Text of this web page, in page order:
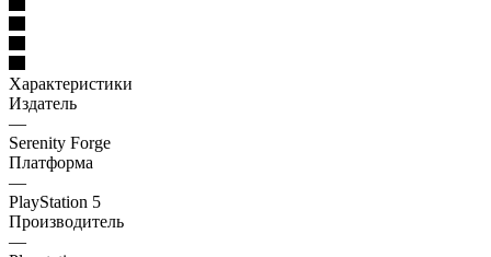
Характеристики
Издатель
—
Serenity Forge
Платформа
—
PlayStation 5
Производитель
—